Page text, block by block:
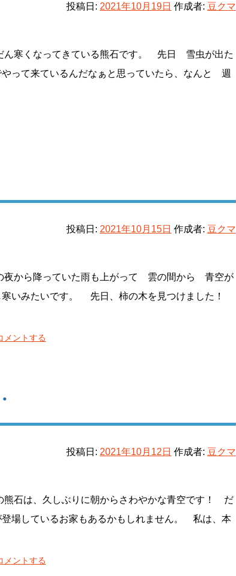
投稿日: 2021年10月19日 作成者: 豆クマ
寒くなってきている熊石です。 先日 雪虫が出た
って来ているんだなぁと思っていたら、なんと 週
投稿日: 2021年10月15日 作成者: 豆クマ
から降っていた雨も上がって 雲の間から 青空が
いみたいです。 先日、柿の木を見つけました！
メントする
投稿日: 2021年10月12日 作成者: 豆クマ
は、久しぶりに朝からさわやかな青空です！ だ
場しているお家もあるかもしれません。 私は、本
メントする